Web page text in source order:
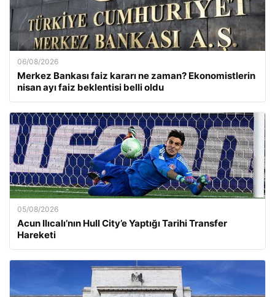
06/08/2026
Merkez Bankası faiz kararı ne zaman? Ekonomistlerin
nisan ayı faiz beklentisi belli oldu
05/08/2026
Acun Ilıcalı’nın Hull City’e Yaptığı Tarihi Transfer
Hareketi